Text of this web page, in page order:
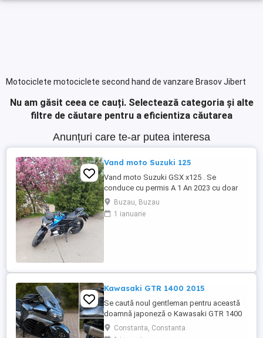
Motociclete motociclete second hand de vanzare Brasov Jibert
Nu am găsit ceea ce cauți. Selectează categoria și alte
filtre de căutare pentru a eficientiza căutarea
Anunțuri care te-ar putea interesa
Vand moto Suzuki 125
Vand moto Suzuki GSX x125 . Se
conduce cu permis A 1 An 2023 cu doar
5000km Stare impecabila , fara cazaturi
ITP valabil pana in noiembrie 2027 Revizii
si schimb de ulei in service autorizat
Buzau, Buzau
1 ianuarie
Kawasaki GTR 1400 2015
Se caută noul gentleman pentru această
doamnă japoneză o Kawasaki GTR 1400
care încă întoarce priviri și iubește
kilometrii. A fost răsfățată, întreținută la
Constanta, Constanta